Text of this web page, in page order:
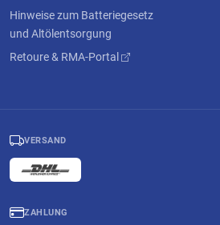
Hinweise zum Batteriegesetz
und Altölentsorgung
Retoure & RMA-Portal
VERSAND
ZAHLUNG